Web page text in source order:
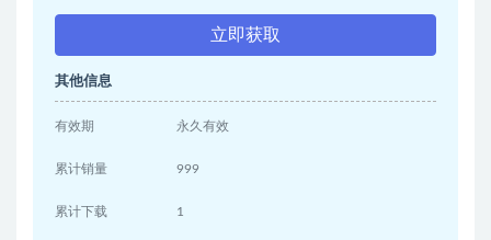
立即获取
其他信息
有效期 永久有效
累计销量 999
累计下载 1